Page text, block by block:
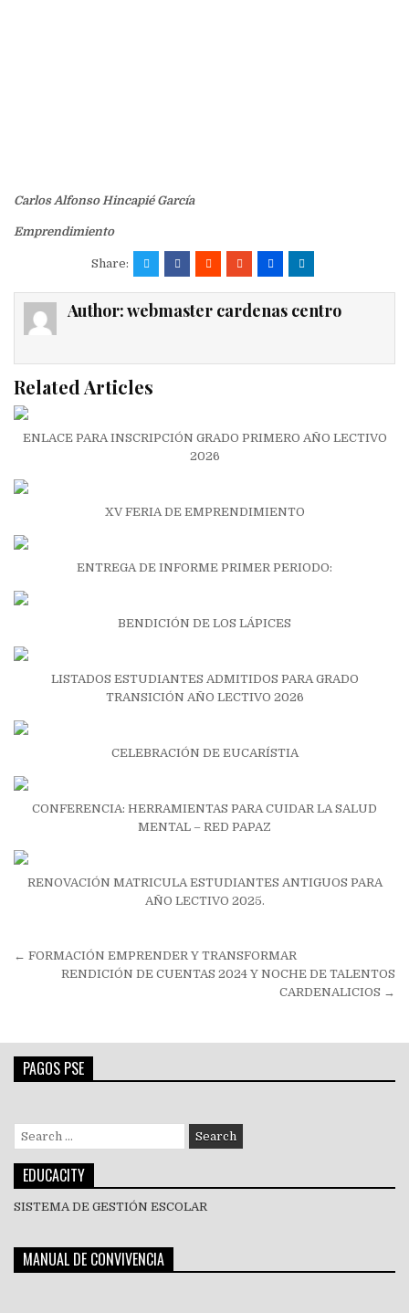
Carlos Alfonso Hincapié García
Emprendimiento
Share:
Author:webmaster cardenas centro
Related Articles
ENLACE PARA INSCRIPCIÓN GRADO PRIMERO AÑO LECTIVO
2026
XV FERIA DE EMPRENDIMIENTO
ENTREGA DE INFORME PRIMER PERIODO:
BENDICIÓN DE LOS LÁPICES
LISTADOS ESTUDIANTES ADMITIDOS PARA GRADO
TRANSICIÓN AÑO LECTIVO 2026
CELEBRACIÓN DE EUCARÍSTIA
CONFERENCIA: HERRAMIENTAS PARA CUIDAR LA SALUD
MENTAL – RED PAPAZ
RENOVACIÓN MATRICULA ESTUDIANTES ANTIGUOS PARA
AÑO LECTIVO 2025.
Navegación
← FORMACIÓN EMPRENDER Y TRANSFORMAR
RENDICIÓN DE CUENTAS 2024 Y NOCHE DE TALENTOS
CARDENALICIOS →
PAGOS PSE
Search
for:
EDUCACITY
SISTEMA DE GESTIÓN ESCOLAR
MANUAL DE CONVIVENCIA